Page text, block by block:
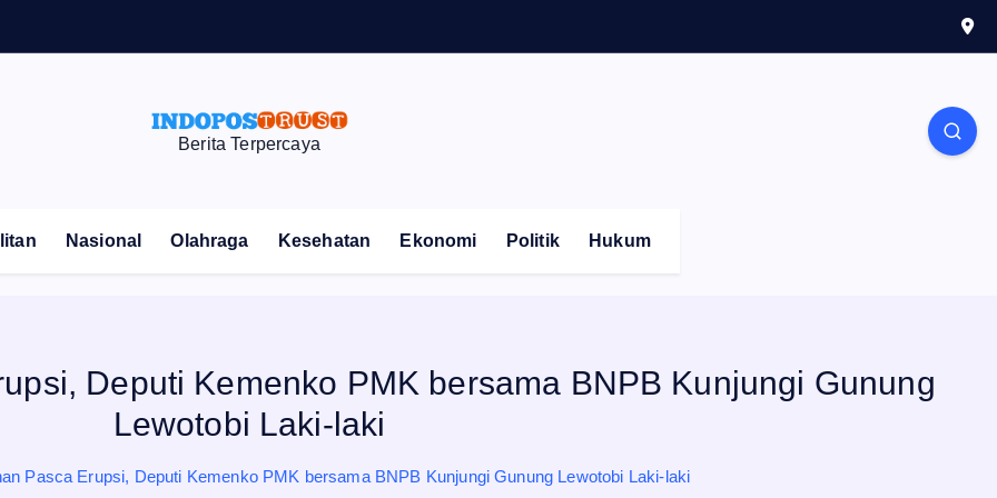
Berita Terpercaya
Nasional Olahraga Kesehatan Ekonomi Politik Hukum
Deputi Kemenko PMK bersama BNPB Kunjungi Gunung
Lewotobi Laki-laki
Pasca Erupsi, Deputi Kemenko PMK bersama BNPB Kunjungi Gunung Lewotobi Laki-laki